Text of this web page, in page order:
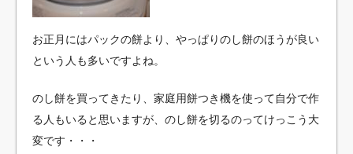
お正月にはパックの餅より、やっぱりのし餅のほうが良い
という人も多いですよね。
のし餅を買ってきたり、家庭用餅つき機を使って自分で作
る人もいると思いますが、のし餅を切るのってけっこう大
変です・・・